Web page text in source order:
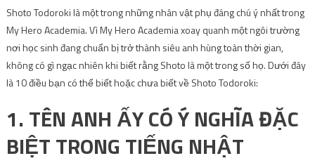
Shoto Todoroki là một trong những nhân vật phụ đáng chú ý nhất trong
My Hero Academia. Vì My Hero Academia xoay quanh một ngôi trường
nơi học sinh đang chuẩn bị trở thành siêu anh hùng toàn thời gian,
không có gì ngạc nhiên khi biết rằng Shoto là một trong số họ. Dưới đây
là 10 điều bạn có thể biết hoặc chưa biết về Shoto Todoroki:
1. TÊN ANH ẤY CÓ Ý NGHĨA ĐẶC
BIỆT TRONG TIẾNG NHẬT